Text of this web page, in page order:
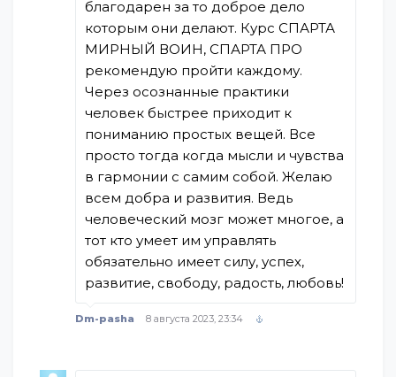
благодарен за то доброе дело
которым они делают. Курс СПАРТА
МИРНЫЙ ВОИН, СПАРТА ПРО
рекомендую пройти каждому.
Через осознанные практики
человек быстрее приходит к
пониманию простых вещей. Все
просто тогда когда мысли и чувства
в гармонии с самим собой. Желаю
всем добра и развития. Ведь
человеческий мозг может многое, а
тот кто умеет им управлять
обязательно имеет силу, успех,
развитие, свободу, радость, любовь!
Dm-pasha 8 августа 2023, 23:34